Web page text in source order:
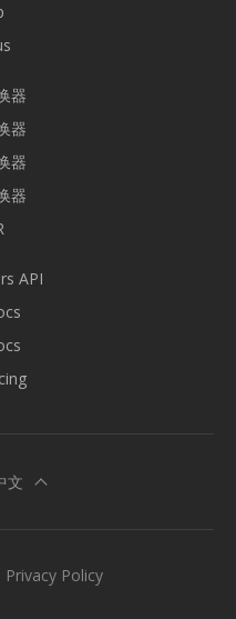
器
器
器
器
API
文
Privacy Policy